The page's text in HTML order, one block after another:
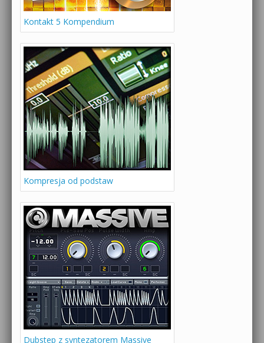
Kontakt 5 Kompendium
Kompresja od podstaw
Dubstep z syntezatorem Massive